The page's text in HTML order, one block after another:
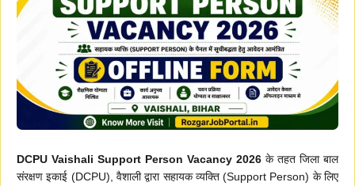
DCPU Vaishali Support Person Vacancy 2026 के तहत जिला बाल
संरक्षण इकाई (DCPU), वैशाली द्वारा सहायक व्यक्ति (Support Person) के लिए